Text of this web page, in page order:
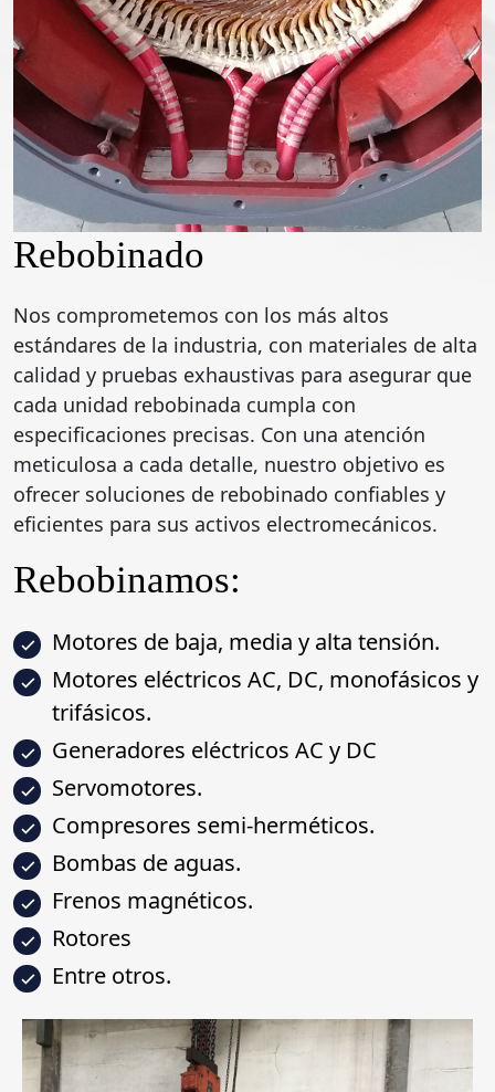
Rebobinado
Nos comprometemos con los más altos
estándares de la industria, con materiales de alta
calidad y pruebas exhaustivas para asegurar que
cada unidad rebobinada cumpla con
especificaciones precisas. Con una atención
meticulosa a cada detalle, nuestro objetivo es
ofrecer soluciones de rebobinado confiables y
eficientes para sus activos electromecánicos.
Rebobinamos:
Motores de baja, media y alta tensión.
Motores eléctricos AC, DC, monofásicos y
trifásicos.
Generadores eléctricos AC y DC
Servomotores.
Compresores semi-herméticos.
Bombas de aguas.
Frenos magnéticos.
Rotores
Entre otros.